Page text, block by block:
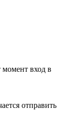
вход в
отправить